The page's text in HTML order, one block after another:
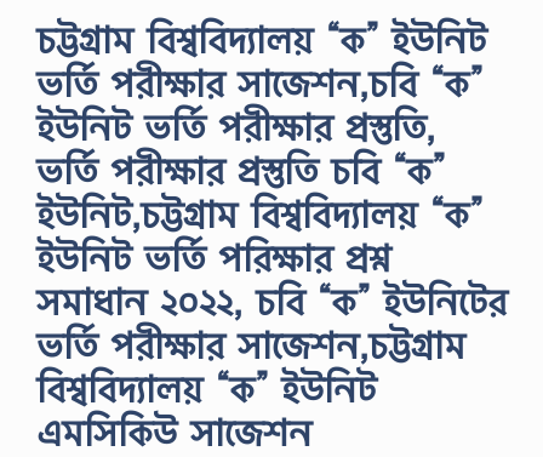
চট্টগ্রাম বিশ্ববিদ্যালয় “ক” ইউনিট
ভর্তি পরীক্ষার সাজেশন,চবি “ক”
ইউনিট ভর্তি পরীক্ষার প্রস্তুতি,
ভর্তি পরীক্ষার প্রস্তুতি চবি “ক”
ইউনিট,চট্টগ্রাম বিশ্ববিদ্যালয় “ক”
ইউনিট ভর্তি পরিক্ষার প্রশ্ন
সমাধান ২০২২, চবি “ক” ইউনিটের
ভর্তি পরীক্ষার সাজেশন,চট্টগ্রাম
বিশ্ববিদ্যালয় “ক” ইউনিট
এমসিকিউ সাজেশন